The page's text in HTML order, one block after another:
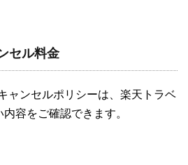
セル料金
ャンセルポリシーは、楽天トラベ
内容をご確認できます。